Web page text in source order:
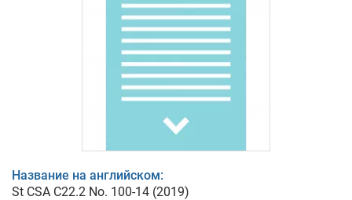
Название на английском:
St CSA C22.2 No. 100-14 (2019)